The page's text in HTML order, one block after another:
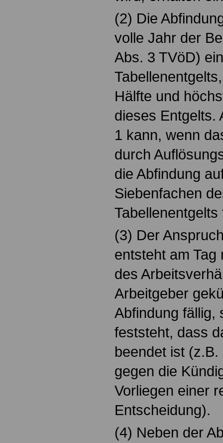
(2) Die
volle Jahr der
Abs. 3 TVöD)
Hälfte und
dieses Entgelts.
1 kann, wenn
durch
die Abfindung
Siebenfachen
(3) Der
entsteht am
des
Arbeitgeber
Abfindung fällig,
feststeht, dass
beendet ist
gegen die
Vorliegen einer
Entscheidung).
(4) Neben der